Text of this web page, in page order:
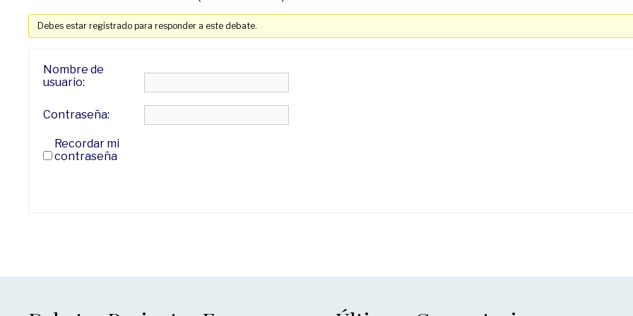
Debes estar registrado para responder a este debate.
Nombre de
usuario:
Contraseña:
Recordar mi
contraseña